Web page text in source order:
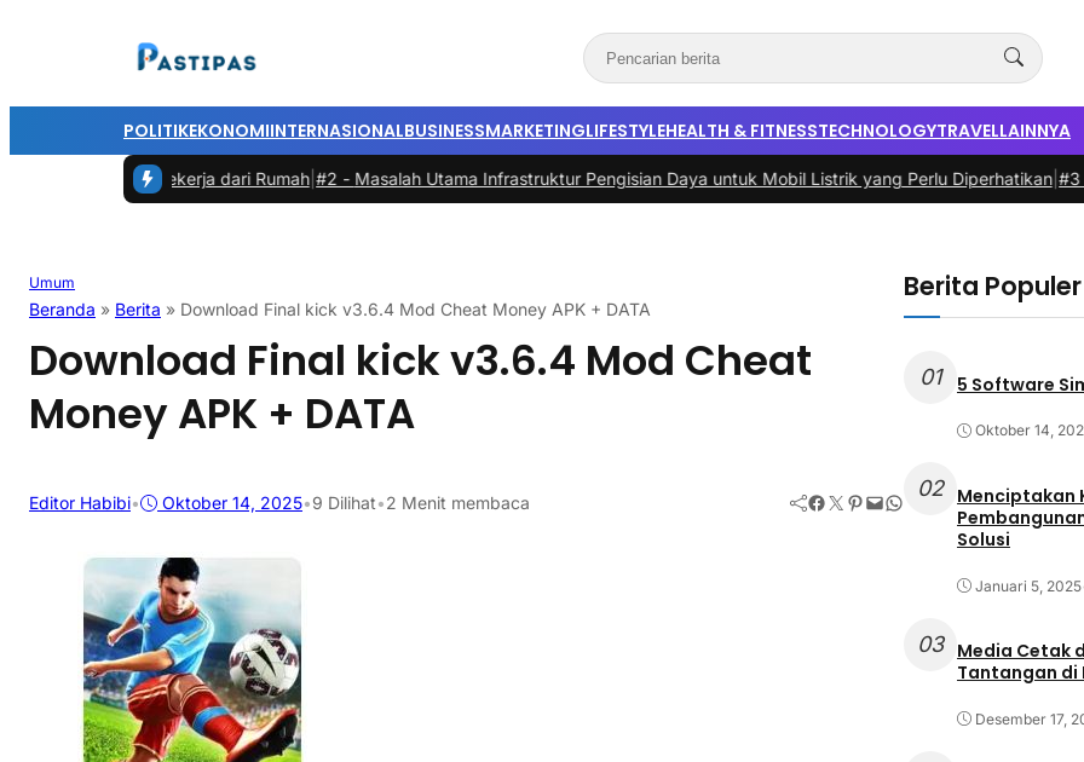
POLITIKEKONOMIINTERNASIONALBUSINESSMARKETINGLIFESTYLEHEALTH & FITNESSTECHNOLOGYTRAVELLAINNYA
saat Bekerja dari Rumah|#2 -Masalah Utama Infrastruktur Pengisian Daya untuk Mobil Listrik yang Perlu Diperhatikan|#3 -
Umum
Beranda » Berita » Download Final kick v3.6.4 Mod Cheat Money APK + DATA
Download Final kick v3.6.4 Mod Cheat
Money APK + DATA
Editor Habibi• Oktober 14, 2025•9 Dilihat•2 Menit membaca Facebook Twitter Pinterest Mail WhatsApp
Berita Populer
01 5 Software
Oktober 14,
02
Menciptakan
Solusi
Januari 5, 2025
03
Media Cetak
Tantangan di
Desember 17,